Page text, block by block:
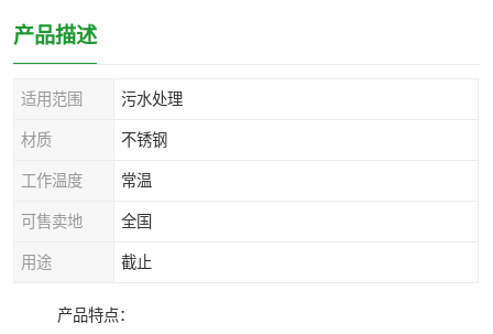
产品描述
适用范围 污水处理
材质 不锈钢
工作温度 常温
可售卖地 全国
用途 截止
产品特点：